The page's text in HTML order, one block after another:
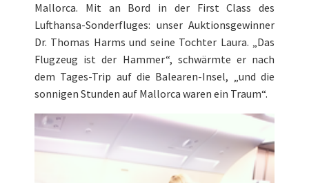
Mallorca. Mit an Bord in der First Class des
Lufthansa-Sonderfluges: unser Auktionsgewinner
Dr. Thomas Harms und seine Tochter Laura. „Das
Flugzeug ist der Hammer“, schwärmte er nach
dem Tages-Trip auf die Balearen-Insel, „und die
sonnigen Stunden auf Mallorca waren ein Traum“.